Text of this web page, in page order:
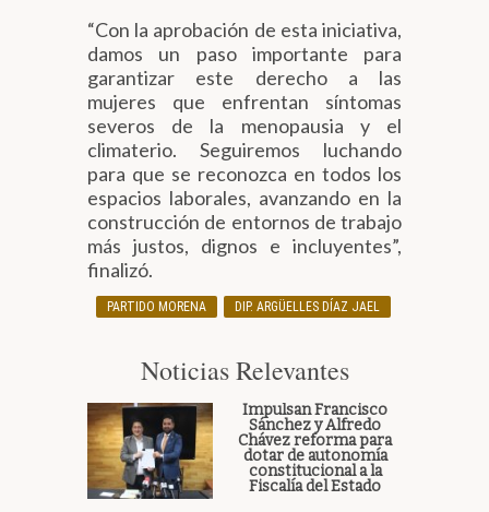
“Con la aprobación de esta iniciativa,
damos un paso importante para
garantizar este derecho a las
mujeres que enfrentan síntomas
severos de la menopausia y el
climaterio. Seguiremos luchando
para que se reconozca en todos los
espacios laborales, avanzando en la
construcción de entornos de trabajo
más justos, dignos e incluyentes”,
finalizó.
PARTIDO MORENA DIP. ARGÜELLES DÍAZ JAEL
Noticias Relevantes
Impulsan Francisco
Sánchez y Alfredo
Chávez reforma para
dotar de autonomía
constitucional a la
Fiscalía del Estado